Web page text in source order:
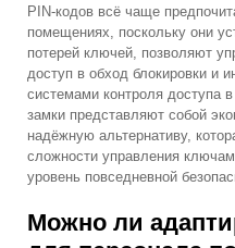
PIN-кодов всё чаще
помещениях, поскольку они
потерей ключей, позволяют
доступ в обход блокировки и
системами контроля доступа
замки представляют собой
надёжную альтернативу,
сложности управления
уровень повседневной
Можно ли